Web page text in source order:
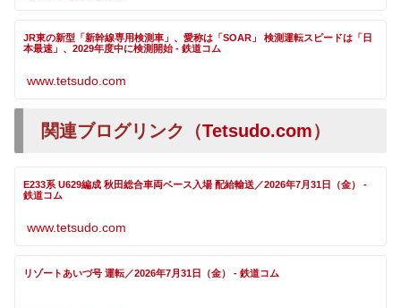
JR東の新型「新幹線専用検測車」、愛称は「SOAR」 検測運転スピードは「日
本最速」、2029年度中に検測開始 - 鉄道コム
www.tetsudo.com
関連ブログリンク（Tetsudo.com）
E233系 U629編成 秋田総合車両ベース入場 配給輸送／2026年7月31日（金） -
鉄道コム
www.tetsudo.com
リゾートあいづ号 運転／2026年7月31日（金） - 鉄道コム